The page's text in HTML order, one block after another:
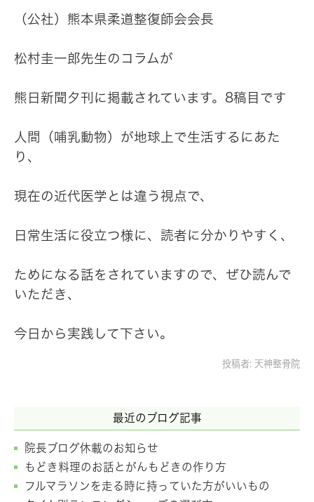
（公社）熊本県柔道整復師会会長
松村圭一郎先生のコラムが
熊日新聞夕刊に掲載されています。8稿目です
人間（哺乳動物）が地球上で生活するにあた
り、
現在の近代医学とは違う視点で、
日常生活に役立つ様に、読者に分かりやすく、
ためになる話をされていますので、ぜひ読んで
いただき、
今日から実践して下さい。
投稿者: 天神整骨院
最近のブログ記事
院長ブログ休載のお知らせ
もどき料理のお話とがんもどきの作り方
フルマラソンを走る時に持っていた方がいいもの